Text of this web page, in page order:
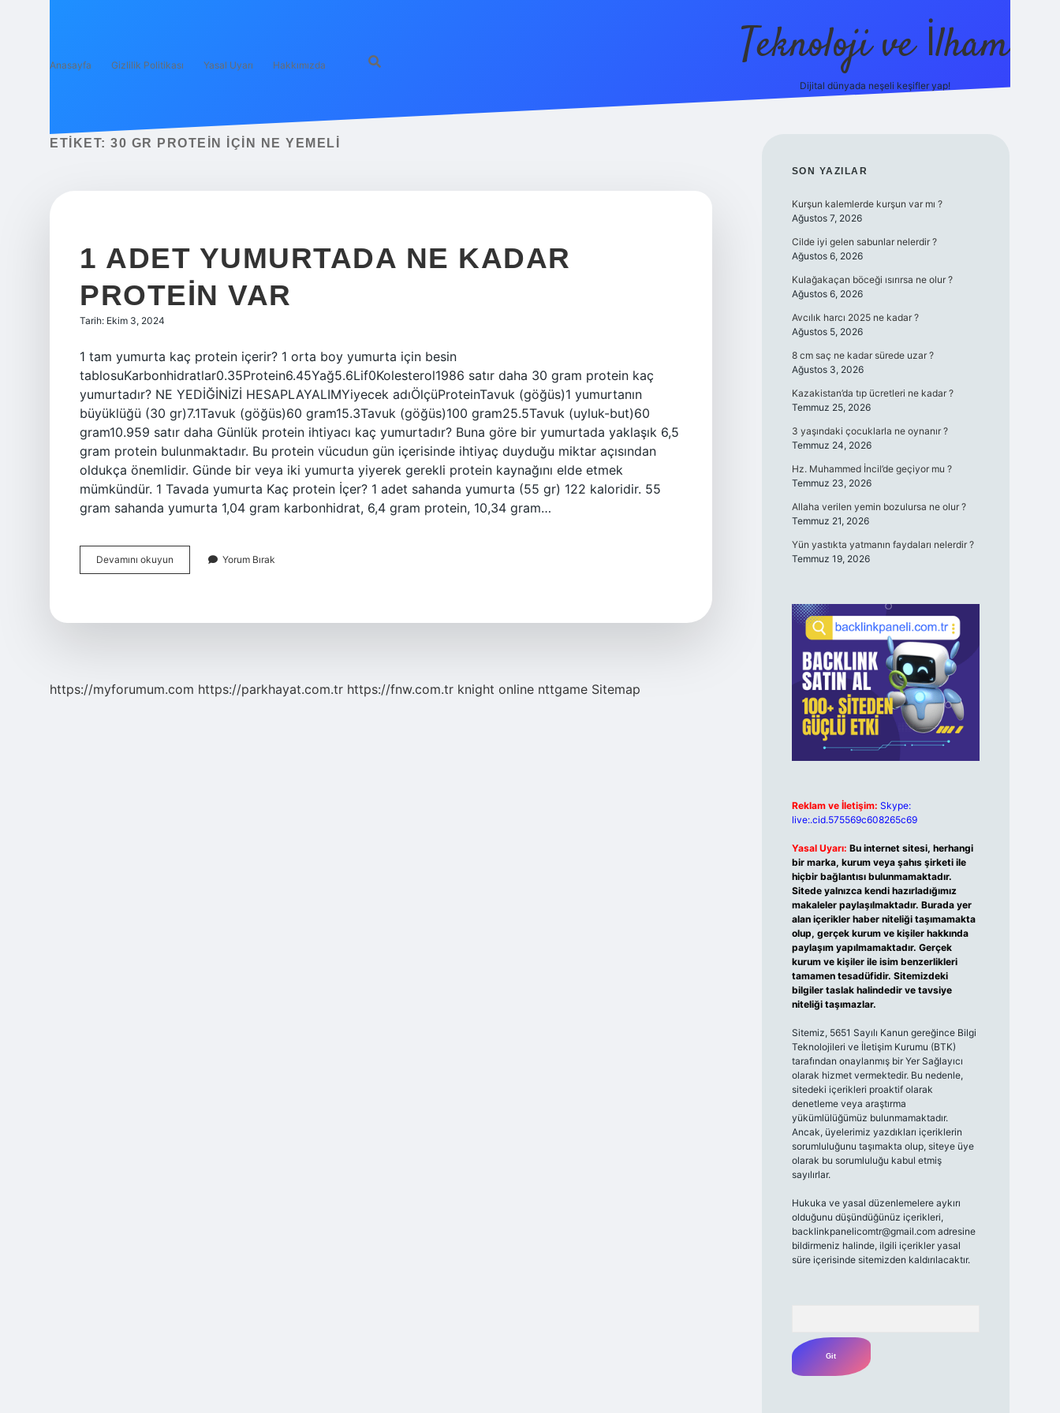
Anasayfa Gizlilik Politikası Yasal Uyarı Hakkımızda Teknoloji ve İlham
Dijital dünyada neşeli keşifler yap!
ETIKET: 30 GR PROTEIN IÇIN NE YEMELI
1 ADET YUMURTADA NE KADAR
PROTEIN VAR
Tarih: Ekim 3, 2024
1 tam yumurta kaç protein içerir? 1 orta boy yumurta için besin
tablosuKarbonhidratlar0.35Protein6.45Yağ5.6Lif0Kolesterol1986 satır daha 30 gram protein kaç
yumurtadır? NE YEDİĞİNİZİ HESAPLAYALIMYiyecek adıÖlçüProteinTavuk (göğüs)1 yumurtanın
büyüklüğü (30 gr)7.1Tavuk (göğüs)60 gram15.3Tavuk (göğüs)100 gram25.5Tavuk (uyluk-but)60
gram10.959 satır daha Günlük protein ihtiyacı kaç yumurtadır? Buna göre bir yumurtada yaklaşık 6,5
gram protein bulunmaktadır. Bu protein vücudun gün içerisinde ihtiyaç duyduğu miktar açısından
oldukça önemlidir. Günde bir veya iki yumurta yiyerek gerekli protein kaynağını elde etmek
mümkündür. 1 Tavada yumurta Kaç protein İçer? 1 adet sahanda yumurta (55 gr) 122 kaloridir. 55
gram sahanda yumurta 1,04 gram karbonhidrat, 6,4 gram protein, 10,34 gram…
Devamını okuyun
Adet
Yorum Bırak
https://myforumum.com https://parkhayat.com.tr https://fnw.com.tr knight online nttgame Sitemap
SIDEBAR
SON YAZILAR
Kurşun kalemlerde kurşun var mı ?
Ağustos 7, 2026
Cilde iyi gelen sabunlar nelerdir ?
Ağustos 6, 2026
Kulağakaçan böceği ısırırsa ne olur ?
Ağustos 6, 2026
Avcılık harcı 2025 ne kadar ?
Ağustos 5, 2026
8 cm saç ne kadar sürede uzar ?
Ağustos 3, 2026
Kazakistan’da tıp ücretleri ne kadar ?
Temmuz 25, 2026
3 yaşındaki çocuklarla ne oynanır ?
Temmuz 24, 2026
Hz. Muhammed İncil’de geçiyor mu ?
Temmuz 23, 2026
Allaha verilen yemin bozulursa ne olur ?
Temmuz 21, 2026
Yün yastıkta yatmanın faydaları nelerdir ?
Temmuz 19, 2026
Reklam ve İletişim: Skype:
live:.cid.575569c608265c69
Yasal Uyarı: Bu internet sitesi, herhangi
bir marka, kurum veya şahıs şirketi ile
hiçbir bağlantısı bulunmamaktadır.
Sitede yalnızca kendi hazırladığımız
makaleler paylaşılmaktadır. Burada yer
alan içerikler haber niteliği taşımamakta
olup, gerçek kurum ve kişiler hakkında
paylaşım yapılmamaktadır. Gerçek
kurum ve kişiler ile isim benzerlikleri
tamamen tesadüfidir. Sitemizdeki
bilgiler taslak halindedir ve tavsiye
niteliği taşımazlar.
Sitemiz, 5651 Sayılı Kanun gereğince Bilgi
Teknolojileri ve İletişim Kurumu (BTK)
tarafından onaylanmış bir Yer Sağlayıcı
olarak hizmet vermektedir. Bu nedenle,
sitedeki içerikleri proaktif olarak
denetleme veya araştırma
yükümlülüğümüz bulunmamaktadır.
Ancak, üyelerimiz yazdıkları içeriklerin
sorumluluğunu taşımakta olup, siteye üye
olarak bu sorumluluğu kabul etmiş
sayılırlar.
Hukuka ve yasal düzenlemelere aykırı
olduğunu düşündüğünüz içerikleri,
backlinkpanelicomtr@gmail.comadresine
bildirmeniz halinde, ilgili içerikler yasal
süre içerisinde sitemizden kaldırılacaktır.